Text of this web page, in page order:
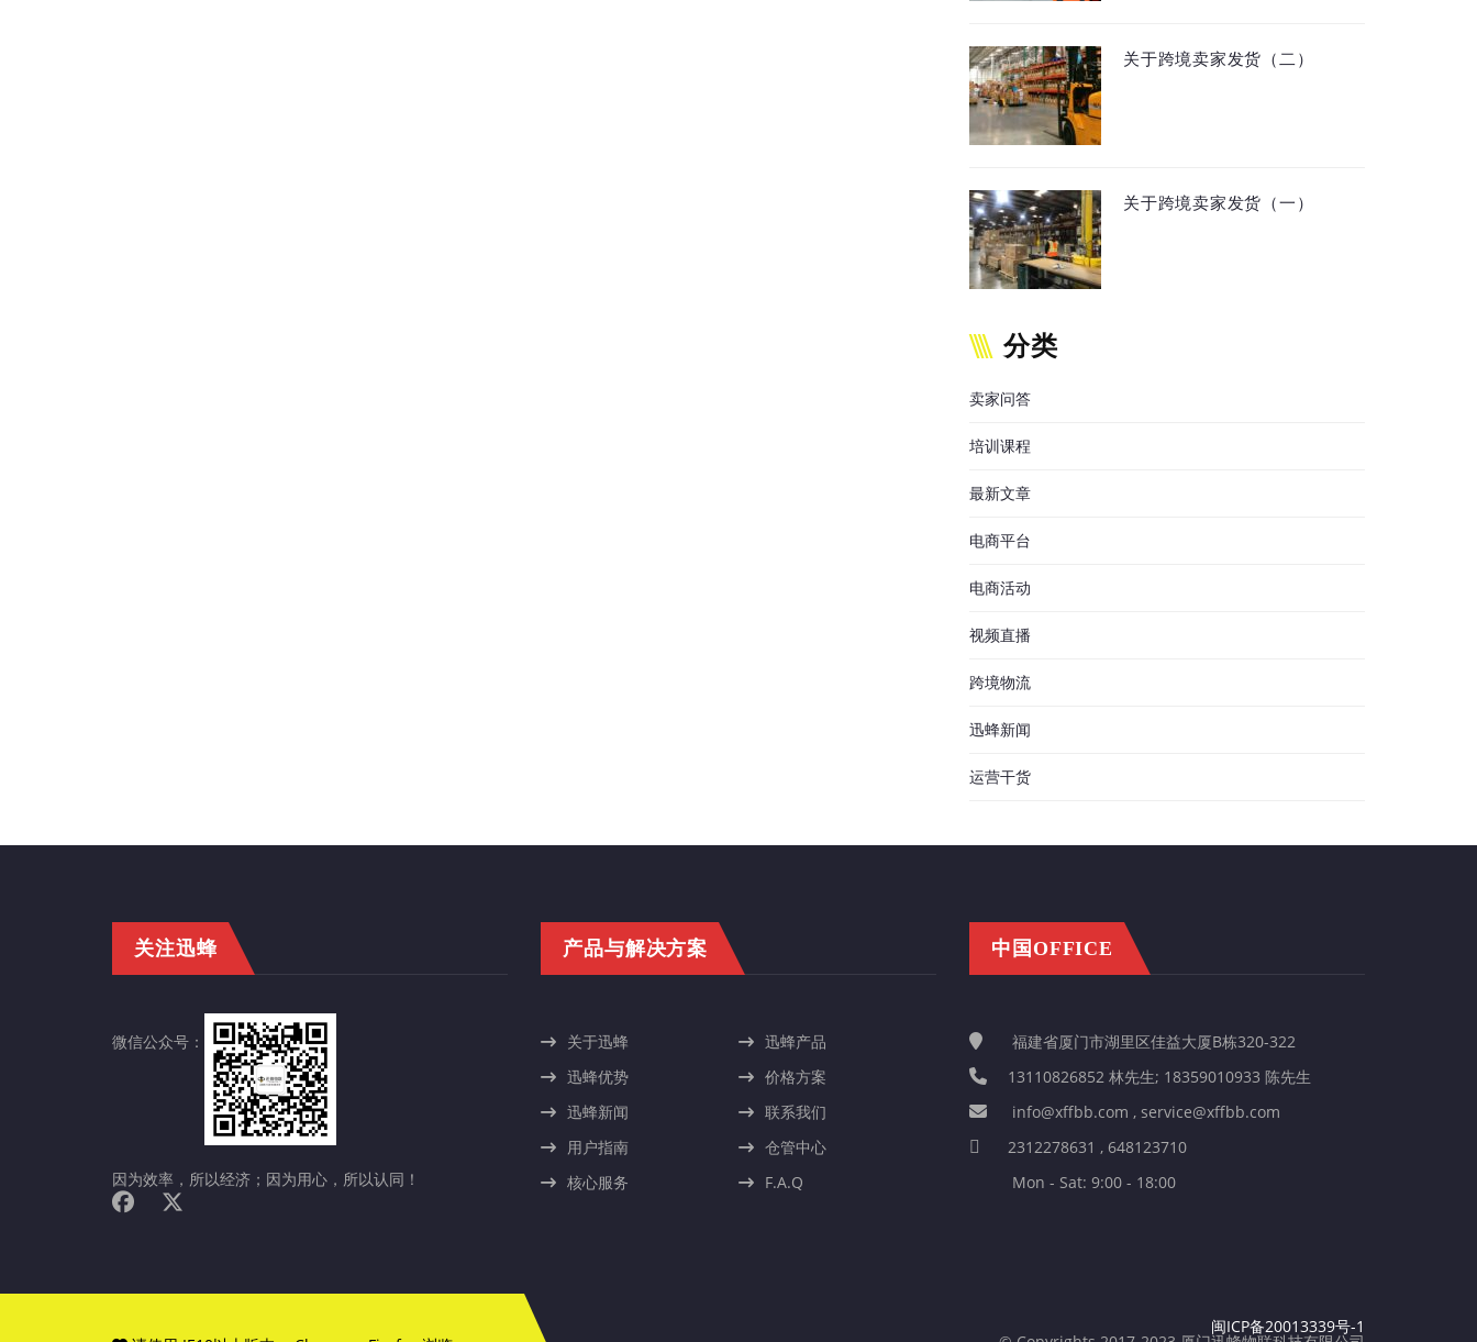
关于跨境卖家发货（二）
关于跨境卖家发货（一）
分类
卖家问答
培训课程
最新文章
电商平台
电商活动
视频直播
跨境物流
迅蜂新闻
运营干货
关注迅蜂
微信公众号：
因为效率，所以经济；因为用心，所以认同！
产品与解决方案
关于迅蜂
迅蜂产品
迅蜂优势
价格方案
迅蜂新闻
联系我们
用户指南
仓管中心
核心服务
F.A.Q
中国OFFICE
福建省厦门市湖里区佳益大厦B栋320-322
13110826852 林先生; 18359010933 陈先生
info@xffbb.com , service@xffbb.com
2312278631 , 648123710
Mon - Sat: 9:00 - 18:00
闽ICP备20013339号-1